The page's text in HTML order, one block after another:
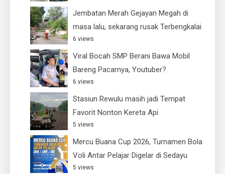
Jembatan Merah Gejayan Megah di
masa lalu, sekarang rusak Terbengkalai
6 views
Viral Bocah SMP Berani Bawa Mobil
Bareng Pacarnya, Youtuber?
6 views
Stasiun Rewulu masih jadi Tempat
Favorit Nonton Kereta Api
5 views
Mercu Buana Cup 2026, Turnamen Bola
Voli Antar Pelajar Digelar di Sedayu
5 views